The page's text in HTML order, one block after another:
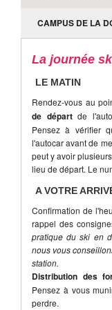
CAMPUS DE LA
La journée
LE MATIN
Rendez-vous au
de départde
Pensez à vérifier
l'autocar avant de
peut y avoir
lieu de départ. Le
A VOTRE
Confirmation de
rappel des
pratique du ski en
nous vous
station.
Distribution des
Pensez à vous
perdre.